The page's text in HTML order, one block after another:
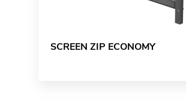
SCREEN ZIP ECONOMY